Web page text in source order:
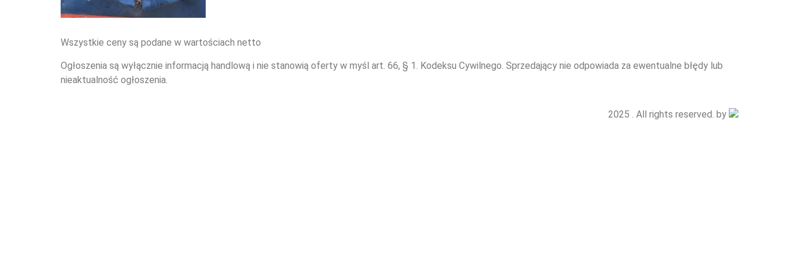
Wszystkie ceny są podane w wartościach netto
Ogłoszenia są wyłącznie informacją handlową i nie stanowią oferty w myśl art. 66, § 1. Kodeksu Cywilnego. Sprzedający nie odpowiada za ewentualne błędy lub
nieaktualność ogłoszenia.
2025 . All rights reserved. by